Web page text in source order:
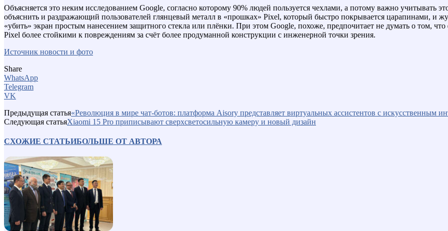
Объясняется это неким исследованием Google, согласно которому 90% людей пользуется чехлами, а потому важно учитывать
объяснить и раздражающий пользователей глянцевый металл в «прошках» Pixel, который быстро покрывается царапинами, и
«убить» экран простым нанесением защитного стекла или плёнки. При этом Google, похоже, предпочитает не думать о том,
Pixel более стойкими к повреждениям за счёт более продуманной конструкции с инженерной точки зрения.
Источник новости и фото
Share
WhatsApp
Telegram
VK
Предыдущая статья«Революция в мире чат-ботов: платформа Aisory представляет виртуальных ассистентов с искусственным
Следующая статьяXiaomi 15 Pro приписывают сверхсветосильную камеру и новый дизайн
СХОЖИЕ СТАТЬИБОЛЬШЕ ОТ АВТОРА